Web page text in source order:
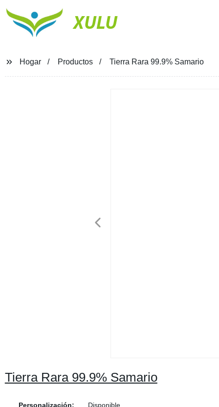
XULU
Hogar Productos Tierra Rara 99.9% Samario
Tierra Rara 99.9% Samario
Personalización:
Disponible